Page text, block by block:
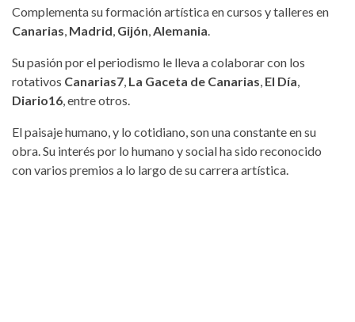
Complementa su formación artística en cursos y talleres en
Canarias, Madrid, Gijón,Alemania.
Su pasión por el periodismo le lleva a colaborar con los
rotativos Canarias7, La Gaceta de Canarias, El Día,
Diario16, entre otros.
El paisaje humano, y lo cotidiano, son una constante en su
obra. Su interés por lo humano y social ha sido reconocido
con varios premios a lo largo de su carrera artística.